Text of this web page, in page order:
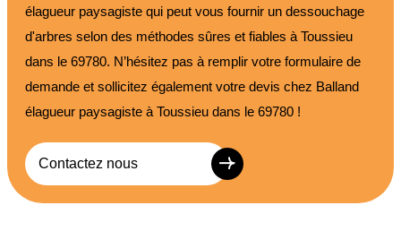
élagueur paysagiste qui peut vous fournir un dessouchage
d'arbres selon des méthodes sûres et fiables à Toussieu
dans le 69780. N’hésitez pas à remplir votre formulaire de
demande et sollicitez également votre devis chez Balland
élagueur paysagiste à Toussieu dans le 69780 !
Contactez nous